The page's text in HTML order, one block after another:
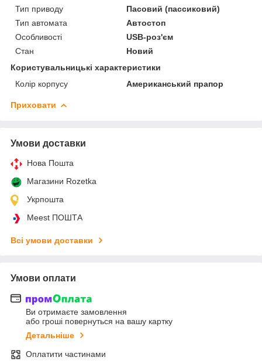
Тип приводу
Пасовий (пассиковий)
Тип автомата
Автостоп
Особливості
USB-роз'єм
Стан
Новий
Користувальницькі характеристики
Колір корпусу
Американський прапор
Приховати
Умови доставки
Нова Пошта
Магазини Rozetka
Укрпошта
Meest ПОШТА
Всі умови доставки
Умови оплати
Ви отримаєте замовлення
або гроші повернуться на вашу картку
Детальніше
Оплатити частинами